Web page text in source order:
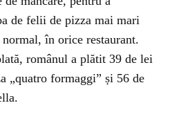
de felii de pizza mai mari
în orice restaurant.
românul a plătit 39 de lei
„quatro formaggi” și 56 de